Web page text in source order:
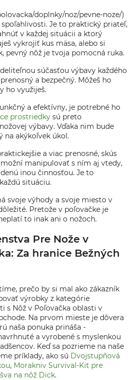
doplnky/noz/pevne-noze/)
Je to praktický priateľ,
v každej situácii a ktorý
vykrojiť kus mäsa, alebo si
pevný nôž je tvoja pomocná ruka.
súčasťou výbavy každého
a bezpečný. Môžeš ho
ho využiješ.
a efektívny, je potrebné ho
prostriedky sú preto
výbavy. Vďaka nim bude
na akýkoľvek úkol.
a viac prenosné, skús
manipulovať s ním aj vtedy,
inou činnosťou. Je to
situáciu.
svoje výhody a svoje miesto v
Pretože v poľovačke je
to inak ani o nožoch.
Pre Nože v
Za hranice Bežných
prečo by si mal ako zákazník
výrobky z kategórie
s Nôž v Poľovačka oblasti v
Na prvom mieste je dôvera
naša ponuka prináša -
a vyrobené s myslenkou
Keď sa pozrieme na naše
príklady, ako sú Dvojstupňová
, Morakniv Survival-Kit pre
na nôž Dick.